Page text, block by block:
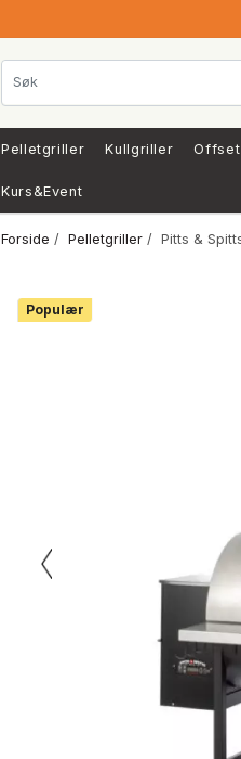
Pelletgriller Kullgriller Offset
Kurs&Event
Forside / Pelletgriller / Pitts &
Populær